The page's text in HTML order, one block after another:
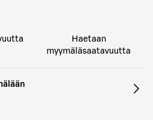
Haetaan
myymäläsaatavuutta